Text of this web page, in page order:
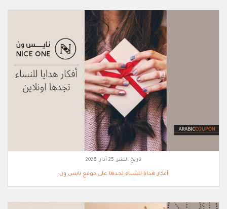
تاريخ النشر: 25 آذار, 2026
أفكار هدايا للنساء تجدها على موقع نايس ون